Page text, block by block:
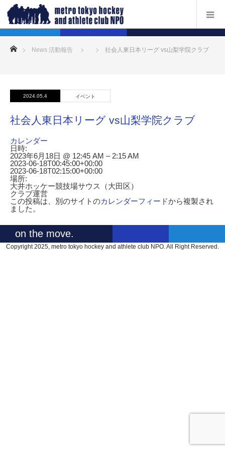
ホーム
News 活動報告 社会人東日本リーグ vs山梨学院クラブ
2024.05.4 イベント
社会人東日本リーグ vs山梨学院クラブ
カレンダー
日時:
2023年6月18日 @ 12:45 AM – 2:15 AM
2023-06-18T00:45:00+00:00
2023-06-18T02:15:00+00:00
場所:
大井ホッケー競技場サウス（大田区）
クラブ運営
この投稿は、別のサイトのカレンダーフィードから複製され
ました。
on the move.
Copyright 2025, metro tokyo hockey and athlete club NPO. All Right Reserved.